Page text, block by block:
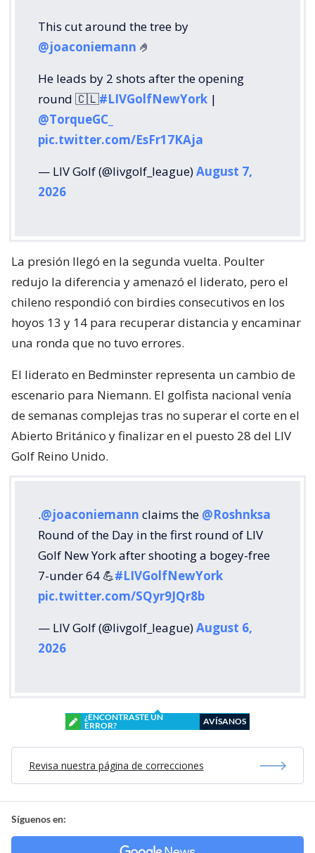
This cut around the tree by
@joaconiemann 🤌
He leads by 2 shots after the opening
round 🇨🇱#LIVGolfNewYork |
@TorqueGC_
pic.twitter.com/EsFr17KAja
— LIV Golf (@livgolf_league)August 7,
2026
La presión llegó en la segunda vuelta. Poulter
redujo la diferencia y amenazó el liderato, pero el
chileno respondió con birdies consecutivos en los
hoyos 13 y 14 para recuperar distancia y encaminar
una ronda que no tuvo errores.
El liderato en Bedminster representa un cambio de
escenario para Niemann. El golfista nacional venía
de semanas complejas tras no superar el corte en el
Abierto Británico y finalizar en el puesto 28 del LIV
Golf Reino Unido.
.@joaconiemann claims the @Roshnksa
Round of the Day in the first round of LIV
Golf New York after shooting a bogey-free
7-under 64 💪#LIVGolfNewYork
pic.twitter.com/SQyr9JQr8b
— LIV Golf (@livgolf_league)August 6,
2026
¿ENCONTRASTE UN
ERROR?
AVÍSANOS
Revisa nuestra página de correcciones
Síguenos en: